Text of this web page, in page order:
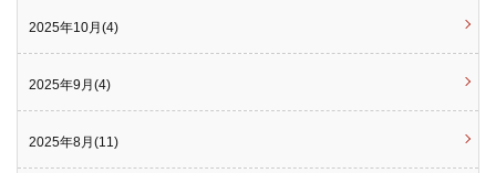
2025年10月(4)
2025年9月(4)
2025年8月(11)